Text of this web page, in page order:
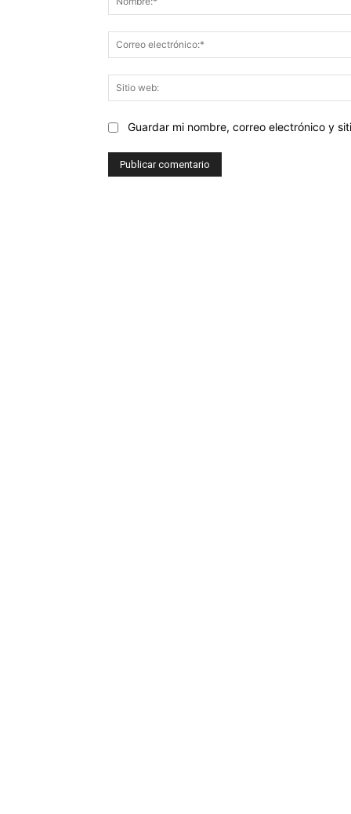
Guardar mi nombre, correo electrónico y